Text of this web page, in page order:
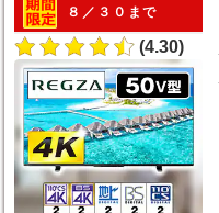
８／３０まで
(4.30)